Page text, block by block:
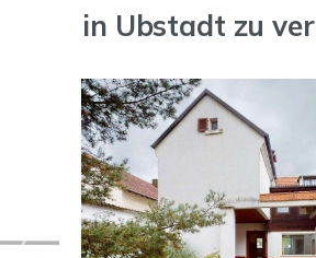
in Ubstadt zu